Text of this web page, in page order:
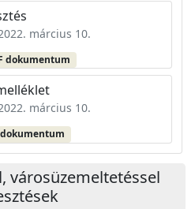
március 10.
dokumentum
március 10.
dokumentum
városüzemeltetéssel